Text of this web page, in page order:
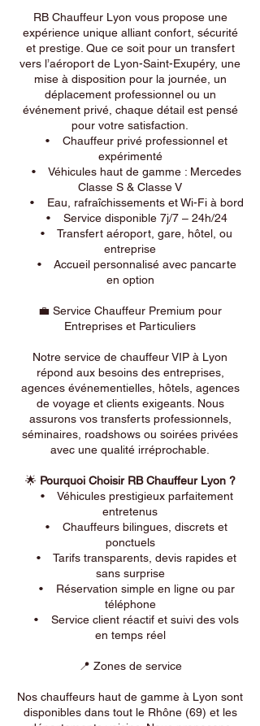
RB Chauffeur Lyon vous propose une
expérience unique alliant confort, sécurité
et prestige. Que ce soit pour un transfert
vers l’aéroport de Lyon-Saint-Exupéry, une
mise à disposition pour la journée, un
déplacement professionnel ou un
événement privé, chaque détail est pensé
pour votre satisfaction.
• Chauffeur privé professionnel et
expérimenté
• Véhicules haut de gamme : Mercedes
Classe S & Classe V
• Eau, rafraîchissements et Wi-Fi à bord
• Service disponible 7j/7 – 24h/24
• Transfert aéroport, gare, hôtel, ou
entreprise
• Accueil personnalisé avec pancarte
en option
💼 Service Chauffeur Premium pour
Entreprises et Particuliers
Notre service de chauffeur VIP à Lyon
répond aux besoins des entreprises,
agences événementielles, hôtels, agences
de voyage et clients exigeants. Nous
assurons vos transferts professionnels,
séminaires, roadshows ou soirées privées
avec une qualité irréprochable.
🌟 Pourquoi Choisir RB Chauffeur Lyon ?
• Véhicules prestigieux parfaitement
entretenus
• Chauffeurs bilingues, discrets et
ponctuels
• Tarifs transparents, devis rapides et
sans surprise
• Réservation simple en ligne ou par
téléphone
• Service client réactif et suivi des vols
en temps réel
📍 Zones de service
Nos chauffeurs haut de gamme à Lyon sont
disponibles dans tout le Rhône (69) et les